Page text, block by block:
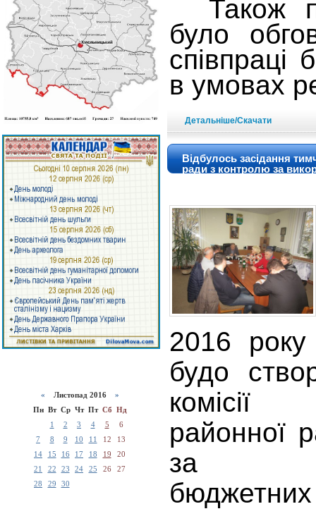
« Листопад 2016 »
Пн Вт Ср Чт Пт Сб Нд
1
2 3 4 5
6
7
8 9 10 11 12
13
14
15 16 17 18 19
20
21
22 23 24 25 26
27
28
29 30
Також
було
співпраці
в умовах
Детальніше/Скачати
Відбулось засідання
ради з контролю за
2016
будо
комісії
районної
за
бюджетних